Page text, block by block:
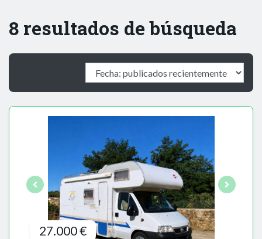
8 resultados de búsqueda
27.000 €